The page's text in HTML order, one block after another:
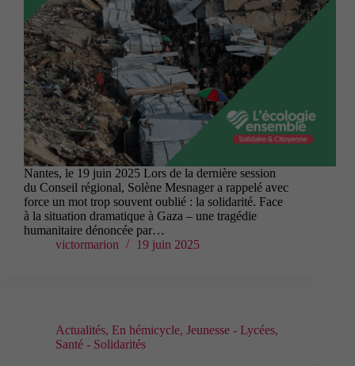
Nantes, le 19 juin 2025 Lors de la dernière session
du Conseil régional, Solène Mesnager a rappelé avec
force un mot trop souvent oublié : la solidarité. Face
à la situation dramatique à Gaza – une tragédie
humanitaire dénoncée par…
victormarion
19 juin 2025
Actualités, En hémicycle, Jeunesse - Lycées,
Santé - Solidarités